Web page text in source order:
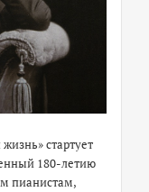
стартует
180-летию
пианистам,